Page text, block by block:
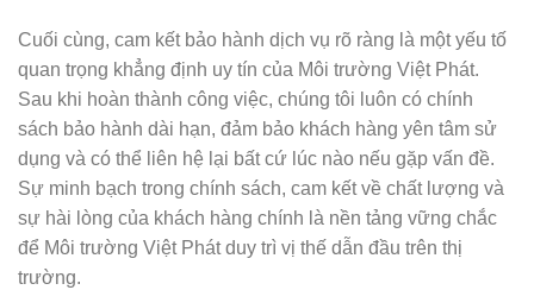
Cuối cùng, cam kết bảo hành dịch vụ rõ ràng là một yếu tố
quan trọng khẳng định uy tín của Môi trường Việt Phát.
Sau khi hoàn thành công việc, chúng tôi luôn có chính
sách bảo hành dài hạn, đảm bảo khách hàng yên tâm sử
dụng và có thể liên hệ lại bất cứ lúc nào nếu gặp vấn đề.
Sự minh bạch trong chính sách, cam kết về chất lượng và
sự hài lòng của khách hàng chính là nền tảng vững chắc
để Môi trường Việt Phát duy trì vị thế dẫn đầu trên thị
trường.